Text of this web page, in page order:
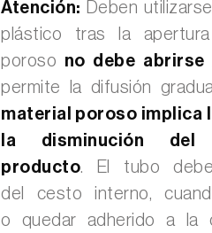
Atención: Deben
plástico tras la
poroso no debe
permite la difusión
material poroso implica
la disminución
producto. El tubo
del cesto interno,
o quedar adherido a la